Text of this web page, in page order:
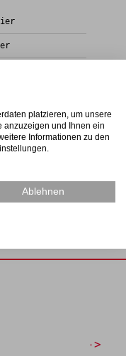
platzieren, um unsere
anzuzeigen und Ihnen ein
Informationen zu den
Ablehnen